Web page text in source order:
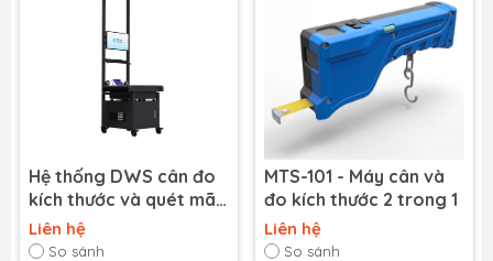
Hệ thống DWS cân đo
kích thước và quét mã
vạch
Liên hệ
So sánh
MTS-101 - Máy cân và
đo kích thước 2 trong 1
Liên hệ
So sánh